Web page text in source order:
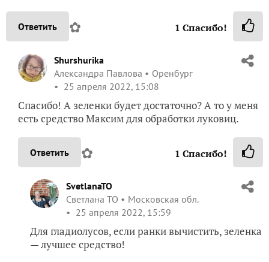
Ответить ✿ 1 Спасибо!
Shurshurika
Александра Павлова
Оренбург
25 апреля 2022, 15:08
Спасибо! А зеленки будет достаточно? А то у меня
есть средство Максим для обработки луковиц.
Ответить ✿ 1 Спасибо!
SvetlanaTO
Светлана ТО
Московская обл.
25 апреля 2022, 15:59
Для гладиолусов, если ранки вычистить, зеленка
— лучшее средство!